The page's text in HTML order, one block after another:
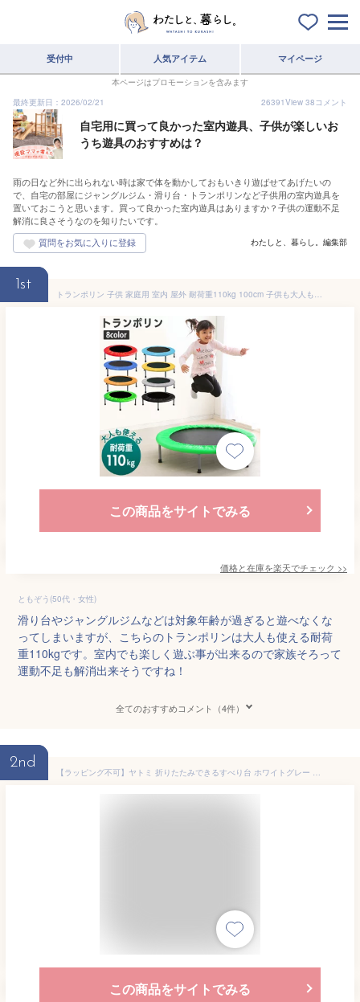
受付中 人気アイテム マイページ
本ページはプロモーションを含みます
最終更新日：2026/02/21
26391View 38コメント
自宅用に買って良かった室内遊具、子供が楽しいお
うち遊具のおすすめは？
雨の日など外に出られない時は家で体を動かしておもいきり遊ばせてあげたいの
で、自宅の部屋にジャングルジム・滑り台・トランポリンなど子供用の室内遊具を
置いておこうと思います。買って良かった室内遊具はありますか？子供の運動不足
解消に良さそうなのを知りたいです。
わたしと、暮らし。編集部
1st
トランポリン 子供 家庭用 室内 屋外 耐荷重110kg 100cm 子供も大人も使える！ 折りたためる キッズ 大人 運動 お家時間も楽しい♪ コンパクト収納 組み立て簡単【D】
この商品をサイトでみる
価格と在庫を楽天でチェック >>
ともぞう(50代・女性)
滑り台やジャングルジムなどは対象年齢が過ぎると遊べなくな
ってしまいますが、こちらのトランポリンは大人も使える耐荷
重110kgです。室内でも楽しく遊ぶ事が出来るので家族そろって
運動不足も解消出来そうですね！
全てのおすすめコメント（4件）
2nd
【ラッピング不可】ヤトミ 折りたたみできるすべり台 ホワイトグレー パステル《全4色》コンパクト すべり台 室内 室外 折りたたみ 滑り台 すべりだい 収納 室内遊具 屋外遊具 屋外対応商品 子供用大型遊具
この商品をサイトでみる